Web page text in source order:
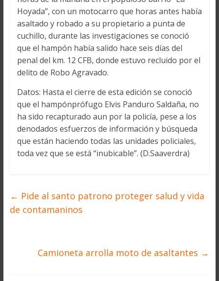
Hoyada”, con un motocarro que horas antes había
asaltado y robado a su propietario a punta de
cuchillo, durante las investigaciones se conoció
que el hampón había salido hace seis días del
penal del km. 12 CFB, donde estuvo recluido por el
delito de Robo Agravado.
Datos: Hasta el cierre de esta edición se conoció
que el hampónprófugo Elvis Panduro Saldaña, no
ha sido recapturado aun por la policía, pese a los
denodados esfuerzos de información y búsqueda
que están haciendo todas las unidades policiales,
toda vez que se está “inubicable”. (D.Saaverdra)
← Pide al santo patrono proteger salud y vida
de contamaninos
Camioneta arrolla moto de asaltantes →